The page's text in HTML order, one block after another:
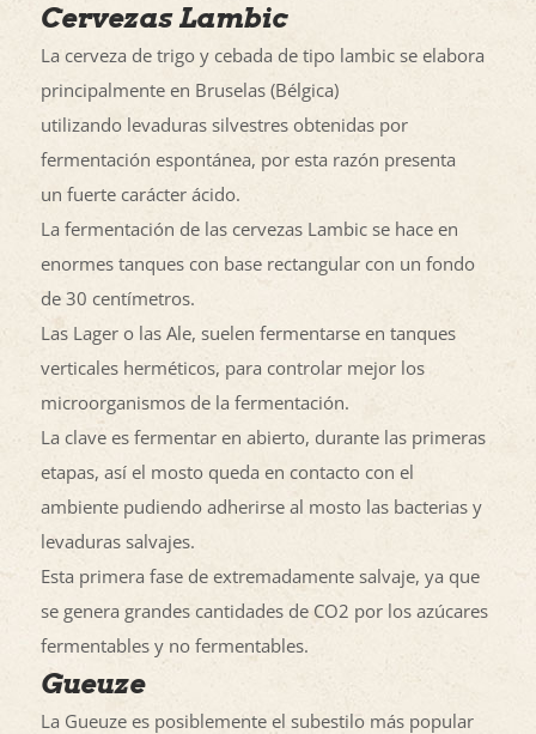
Cervezas Lambic
La cerveza de trigo y cebada de tipo lambic se elabora
principalmente en Bruselas (Bélgica)
utilizando levaduras silvestres obtenidas por
fermentación espontánea, por esta razón presenta
un fuerte carácter ácido.
La fermentación de las cervezas Lambic se hace en
enormes tanques con base rectangular con un fondo
de 30 centímetros.
Las Lager o las Ale, suelen fermentarse en tanques
verticales herméticos, para controlar mejor los
microorganismos de la fermentación.
La clave es fermentar en abierto, durante las primeras
etapas, así el mosto queda en contacto con el
ambiente pudiendo adherirse al mosto las bacterias y
levaduras salvajes.
Esta primera fase de extremadamente salvaje, ya que
se genera grandes cantidades de CO2 por los azúcares
fermentables y no fermentables.
Gueuze
La Gueuze es posiblemente el subestilo más popular